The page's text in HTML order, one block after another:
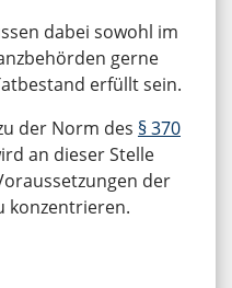
dabei sowohl im
gerne
erfüllt sein.
der Norm des § 370
an dieser Stelle
der
konzentrieren.